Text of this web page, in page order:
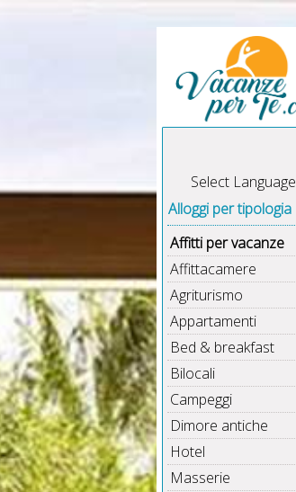
Select Language
Alloggi per tipologia
Affitti per vacanze
Affittacamere
Agriturismo
Appartamenti
Bed & breakfast
Bilocali
Campeggi
Dimore antiche
Hotel
Masserie